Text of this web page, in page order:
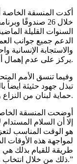
أكدت المنسقة الخاصة
خلال 26 صندوقًا
السنوات القليلة
الدعم جميع جوانب
والاستجابة
يركز على عدم إهمال أحد.
وفيما تنسق الأمم
تبذل جهود حثيثة ايضاً
حماية لبنان من النزاع والحفاظ على أمنه واستقراره.
أوضحت المنسقة
إلا أن السلام
هو الوقت المناسب
لمواجهة هذه الأوقات
طريقة للقيام بذلك
ذلك من خلال انتخاب رئيس جديد للجمهورية دون مزيد من التأخير.”